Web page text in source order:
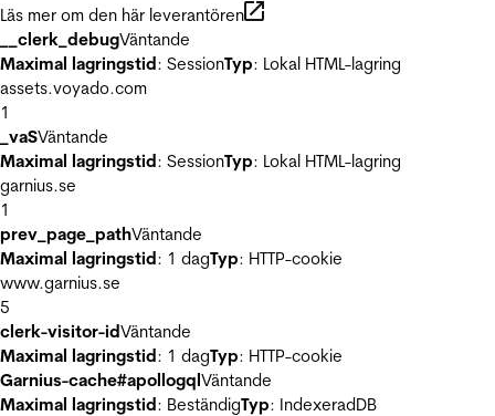
Läs mer om den här leverantören
__clerk_debugVäntande
Maximal lagringstid: SessionTyp: Lokal HTML-lagring
assets.voyado.com
1
_vaSVäntande
Maximal lagringstid: SessionTyp: Lokal HTML-lagring
garnius.se
1
prev_page_pathVäntande
Maximal lagringstid: 1 dagTyp: HTTP-cookie
www.garnius.se
5
clerk-visitor-idVäntande
Maximal lagringstid: 1 dagTyp: HTTP-cookie
Garnius-cache#apollogqlVäntande
Maximal lagringstid: BeständigTyp: IndexeradDB